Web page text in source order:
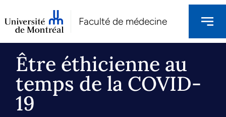
Faculté de médecine
Être éthicienne au
temps de la COVID-
19